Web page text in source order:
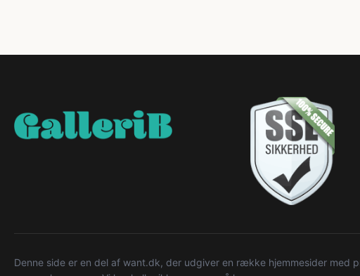
Denne side er en del af want.dk, der udgiver en række hjemmesider med